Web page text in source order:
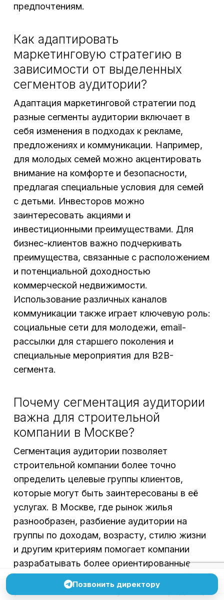
предпочтениям.
Как адаптировать
маркетинговую стратегию в
зависимости от выделенных
сегментов аудитории?
Адаптация маркетинговой стратегии под
разные сегменты аудитории включает в
себя изменения в подходах к рекламе,
предложениях и коммуникации. Например,
для молодых семей можно акцентировать
внимание на комфорте и безопасности,
предлагая специальные условия для семей
с детьми. Инвесторов можно
заинтересовать акциями и
инвестиционными преимуществами. Для
бизнес-клиентов важно подчеркивать
преимущества, связанные с расположением
и потенциальной доходностью
коммерческой недвижимости.
Использование различных каналов
коммуникации также играет ключевую роль:
социальные сети для молодежи, email-
рассылки для старшего поколения и
специальные мероприятия для B2B-
сегмента.
Почему сегментация аудитории
важна для строительной
компании в Москве?
Сегментация аудитории позволяет
строительной компании более точно
определить целевые группы клиентов,
которые могут быть заинтересованы в её
услугах. В Москве, где рынок жилья
разнообразен, разбиение аудитории на
группы по доходам, возрасту, стилю жизни
и другим критериям помогает компании
разрабатывать более ориентированные
маркетинговые стратегии. Это приводит к
увеличению шансов на успешные продажи,
Позвонить директору